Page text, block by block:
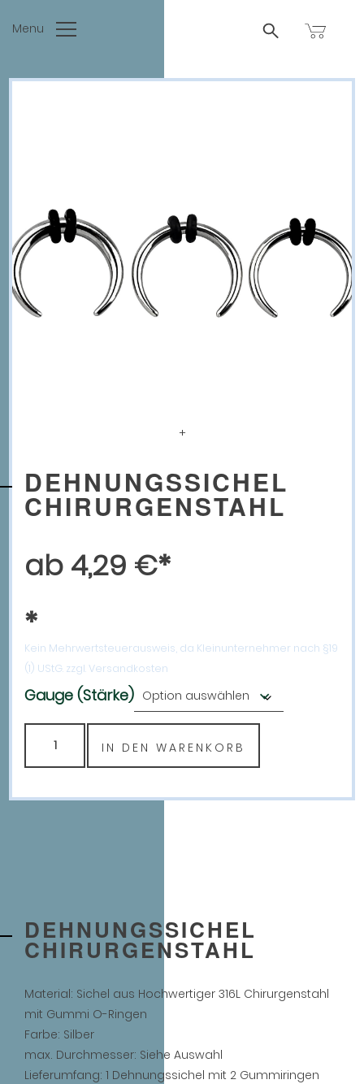
Menu
SUCHEN
+
DEHNUNGSSICHEL
CHIRURGENSTAHL
ab 4,29 €
Kein Mehrwertsteuerausweis, da Kleinunternehmer nach §19
(1) UStG. zzgl. Versandkosten
Gauge (Stärke)
Chirurgenstahl
Menge
IN DEN WARENKORB
DEHNUNGSSICHEL
CHIRURGENSTAHL
Material: Sichel aus Hochwertiger 316L Chirurgenstahl
mit Gummi O-Ringen
Farbe: Silber
max. Durchmesser: Siehe Auswahl
Lieferumfang: 1 Dehnungssichel mit 2 Gummiringen